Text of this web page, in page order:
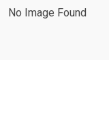
No Image Found